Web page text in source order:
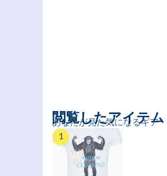
あなたが見た気になるギア
閲覧したアイテム
1